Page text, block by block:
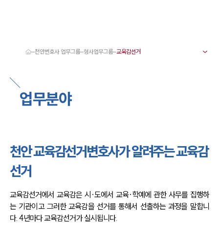
서울·대전·천안변호사
천안형사전문변호사
천안이혼전문변호사
천안학교폭력변호사
천안변호사 주요 업무사례
천안 분사무소 오시는 길
천안변호사상담 상담접수
채용정보
천안변호사 업무그룹 형사업무그룹
업무분야
천안 교육감선거변호사가 알려주는 교육감
선거
교육감선거에서 교육감은 시·도에서 교육·학예에 관한 사무를 집행하
는 기관이고 그러한 교육감을 선거를 통해서 선출하는 과정을 말합니
다. 4년마다 교육감선거가 실시됩니다.